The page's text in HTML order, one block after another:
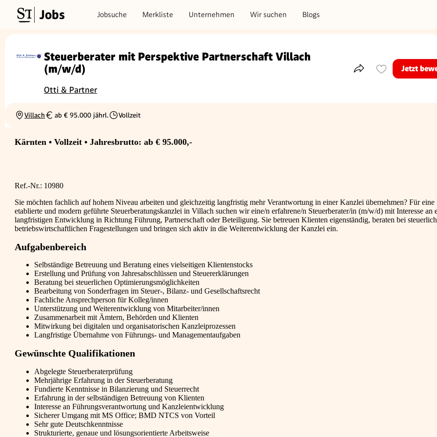
Jobs Jobsuche Merkliste Unternehmen Wir suchen Blogs
Steuerberater mit Perspektive Partnerschaft Villach
(m/w/d)
Otti & Partner
Teile dieses Inserat
Jetzt
Ortschaft
Villach
Gehalt
ab € 95.000 jährl.
Beschäftigungsart
Vollzeit
Kärnten • Vollzeit • Jahresbrutto: ab € 95.000,-
Ref.-Nr.: 10980
Sie möchten fachlich auf hohem Niveau arbeiten und gleichzeitig langfristig mehr Verantwortung in einer Kanzlei übernehmen? Für eine
etablierte und modern geführte Steuerberatungskanzlei in Villach suchen wir eine/n erfahrene/n Steuerberater/in (m/w/d) mit Interesse an
langfristigen Entwicklung in Richtung Führung, Partnerschaft oder Beteiligung. Sie betreuen Klienten eigenständig, beraten bei
betriebswirtschaftlichen Fragestellungen und bringen sich aktiv in die Weiterentwicklung der Kanzlei ein.
Aufgabenbereich
Selbständige Betreuung und Beratung eines vielseitigen Klientenstocks
Erstellung und Prüfung von Jahresabschlüssen und Steuererklärungen
Beratung bei steuerlichen Optimierungsmöglichkeiten
Bearbeitung von Sonderfragen im Steuer-, Bilanz- und Gesellschaftsrecht
Fachliche Ansprechperson für Kolleg/innen
Unterstützung und Weiterentwicklung von Mitarbeiter/innen
Zusammenarbeit mit Ämtern, Behörden und Klienten
Mitwirkung bei digitalen und organisatorischen Kanzleiprozessen
Langfristige Übernahme von Führungs- und Managementaufgaben
Gewünschte Qualifikationen
Abgelegte Steuerberaterprüfung
Mehrjährige Erfahrung in der Steuerberatung
Fundierte Kenntnisse in Bilanzierung und Steuerrecht
Erfahrung in der selbständigen Betreuung von Klienten
Interesse an Führungsverantwortung und Kanzleientwicklung
Sicherer Umgang mit MS Office; BMD NTCS von Vorteil
Sehr gute Deutschkenntnisse
Strukturierte, genaue und lösungsorientierte Arbeitsweise